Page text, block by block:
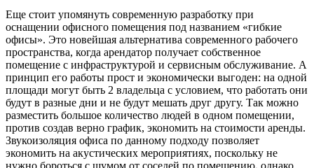
Еще стоит упомянуть современную разработку при
оснащении офисного помещения под названием «гибкие
офисы». Это новейшая альтернатива современного рабочего
пространства, когда арендатор получает собственное
помещение с инфраструктурой и сервисным обслуживание. А
принцип его работы прост и экономически выгоден: на одной
площади могут быть 2 владельца с условием, что работать они
будут в разные дни и не будут мешать друг другу. Так можно
разместить большое количество людей в одном помещении,
против создав верно график, экономить на стоимости аренды.
Звукоизоляция офиса по данному подходу позволяет
экономить на акустических мероприятиях, поскольку не
нужно бороться с шумом от соседей по помещению, однако